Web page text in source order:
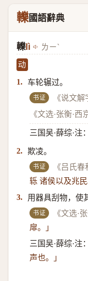
轢國語辭典
轢lì ㄌㄧˋ
动
1.
车轮辗过。
书证 《说文解
《文选·张衡·西
三国吴·薛综·注：
2. 欺凌。
书证 《吕氏春
轹 诸侯以及兆民
3.
用器具刮物，使
书证 《文选·
扉。」
三国吴·薛综·注：
声也。」